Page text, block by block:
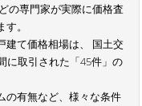
の専門家が実際に価格査
。
建て価格相場は、 国土交
に取引された「45件」の
の有無など、様々な条件